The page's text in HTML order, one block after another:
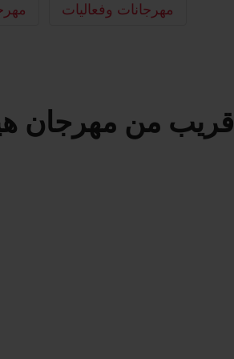
مهرجانات وفعاليات
قريب من مهرجان